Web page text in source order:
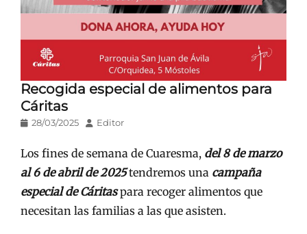
Recogida especial de alimentos para
Cáritas
Publicado
28/03/2025 AutorEditor
Los fines de semana de Cuaresma, del 8 de marzo
al 6 de abril de 2025tendremos una campaña
especial de Cáritaspara recoger alimentos que
necesitan las familias a las que asisten.